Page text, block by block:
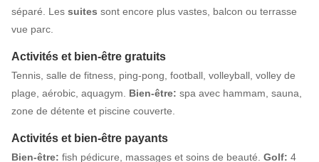
séparé. Les suites sont encore plus vastes, balcon ou terrasse
vue parc.
Activités et bien-être gratuits
Tennis, salle de fitness, ping-pong, football, volleyball, volley de
plage, aérobic, aquagym. Bien-être: spa avec hammam, sauna,
zone de détente et piscine couverte.
Activités et bien-être payants
Bien-être: fish pédicure, massages et soins de beauté. Golf: 4